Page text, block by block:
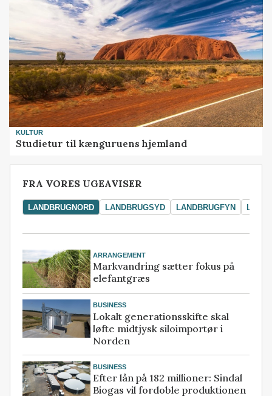
KULTUR
Studietur til kænguruens hjemland
FRA VORES UGEAVISER
LANDBRUGNORD LANDBRUGSYD LANDBRUGFYN
ARRANGEMENT
Markvandring sætter fokus på
elefantgræs
BUSINESS
Lokalt generationsskifte skal
løfte midtjysk siloimportør i
Norden
BUSINESS
Efter lån på 182 millioner: Sindal
Biogas vil fordoble produktionen